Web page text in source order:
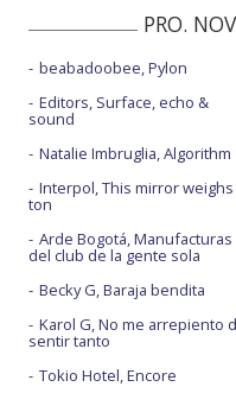
PRO.
beabadoobee, Pylon
Editors, Surface, echo &
sound
Natalie Imbruglia, Algorithm
Interpol, This mirror weighs
ton
Arde Bogotá, Manufacturas
del club de la gente sola
Becky G, Baraja bendita
Karol G, No me arrepiento
sentir tanto
Tokio Hotel, Encore